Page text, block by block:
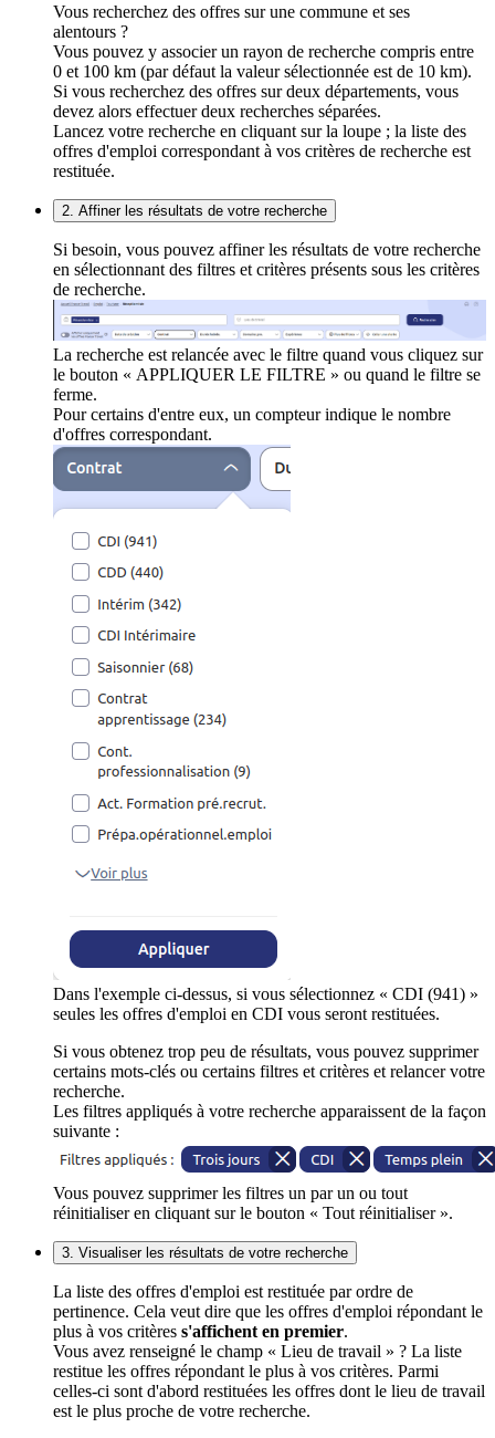
Vous recherchez des offres sur une commune et ses
alentours ?
Vous pouvez y associer un rayon de recherche compris entre
0 et 100 km (par défaut la valeur sélectionnée est de 10 km).
Si vous recherchez des offres sur deux départements, vous
devez alors effectuer deux recherches séparées.
Lancez votre recherche en cliquant sur la loupe ; la liste des
offres d'emploi correspondant à vos critères de recherche est
restituée.
2. Affiner les résultats de votre recherche
Si besoin, vous pouvez affiner les résultats de votre recherche
en sélectionnant des filtres et critères présents sous les critères
de recherche.
La recherche est relancée avec le filtre quand vous cliquez sur
le bouton « APPLIQUER LE FILTRE » ou quand le filtre se
ferme.
Pour certains d'entre eux, un compteur indique le nombre
d'offres correspondant.
Dans l'exemple ci-dessus, si vous sélectionnez « CDI (941) »
seules les offres d'emploi en CDI vous seront restituées.
Si vous obtenez trop peu de résultats, vous pouvez supprimer
certains mots-clés ou certains filtres et critères et relancer votre
recherche.
Les filtres appliqués à votre recherche apparaissent de la façon
suivante :
Vous pouvez supprimer les filtres un par un ou tout
réinitialiser en cliquant sur le bouton « Tout réinitialiser ».
3. Visualiser les résultats de votre recherche
La liste des offres d'emploi est restituée par ordre de
pertinence. Cela veut dire que les offres d'emploi répondant le
plus à vos critères s'affichent en premier.
Vous avez renseigné le champ « Lieu de travail » ? La liste
restitue les offres répondant le plus à vos critères. Parmi
celles-ci sont d'abord restituées les offres dont le lieu de travail
est le plus proche de votre recherche.